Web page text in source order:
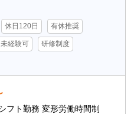
休日120日 有休推奨
未経験可 研修制度
フト勤務 変形労働時間制